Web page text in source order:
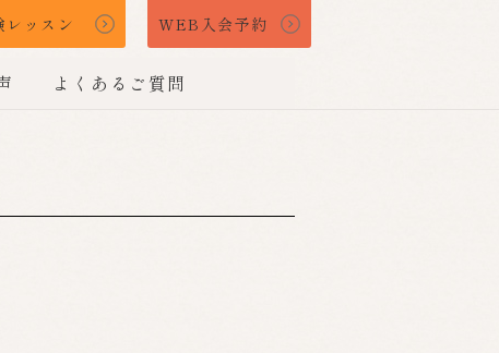
レッスン WEB入会予約
よくあるご質問